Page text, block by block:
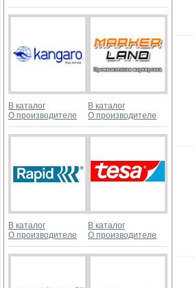
В каталог
О производителе
В каталог
О производителе
В каталог
О производителе
В каталог
О производителе